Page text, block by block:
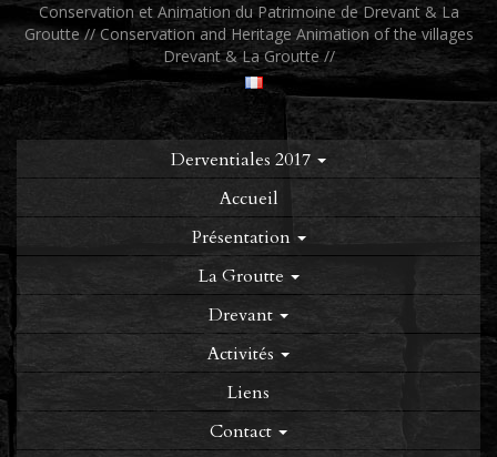
Conservation et Animation du Patrimoine de Drevant & La
Groutte // Conservation and Heritage Animation of the villages
Drevant & La Groutte //
Derventiales 2017
Accueil
Présentation
La Groutte
Drevant
Activités
Liens
Contact